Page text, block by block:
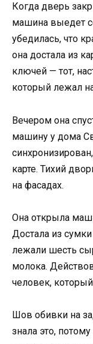
Когда дверь
машина выедет
убедилась, что
она достала из
ключей — тот,
который лежал
Вечером она
машину у дома
карте. Тихий
на фасадах.
Она открыла
Достала из
лежали шесть
молока.
человек, который
Шов обивки на
знала это,